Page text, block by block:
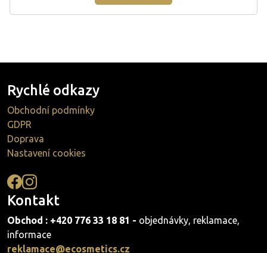
Rychlé odkazy
Obchodní podmínky
GDPR
Doprava
Nastavení cookies
Kontakt
Obchod : +420 776 33 18 81 - objednávky, reklamace,
informace
reklamace@ecosmetics.cz